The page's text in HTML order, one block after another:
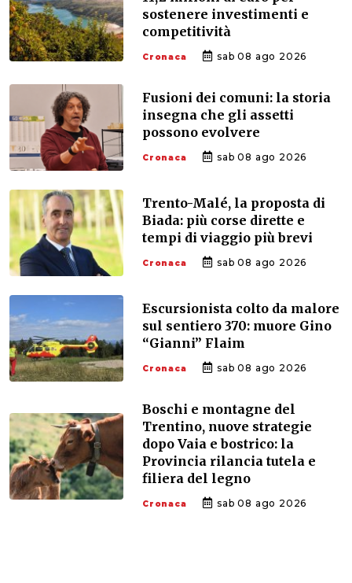
sostenere investimenti e
competitività
Cronaca sab 08 ago 2026
Fusioni dei comuni: la storia
insegna che gli assetti
possono evolvere
Cronaca sab 08 ago 2026
Trento-Malé, la proposta di
Biada: più corse dirette e
tempi di viaggio più brevi
Cronaca sab 08 ago 2026
Escursionista colto da malore
sul sentiero 370: muore Gino
“Gianni” Flaim
Cronaca sab 08 ago 2026
Boschi e montagne del
Trentino, nuove strategie
dopo Vaia e bostrico: la
Provincia rilancia tutela e
filiera del legno
Cronaca sab 08 ago 2026